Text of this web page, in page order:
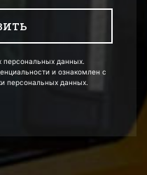
персональных данных.
и ознакомлен с
персональных данных.